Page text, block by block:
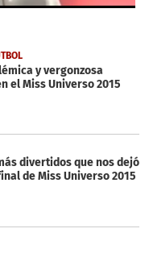
y vergonzosa
el Miss Universo 2015
divertidos que nos dejó
de Miss Universo 2015